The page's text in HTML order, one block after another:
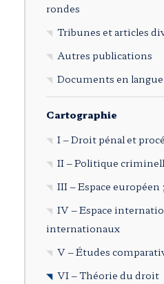
rondes
Tribunes et articles
Autres publications
Documents en
Cartographie
I – Droit pénal et
II – Politique
III – Espace européen
IV – Espace
internationaux
V – Études
VI – Théorie du droit